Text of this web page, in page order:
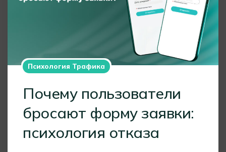
Психология Трафика
Почему пользователи
бросают форму заявки:
психология отказа